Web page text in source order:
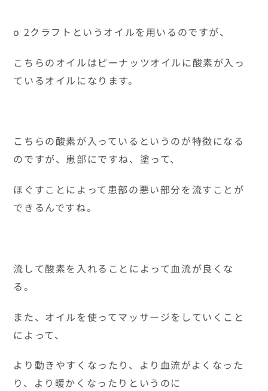
o 2クラフトというオイルを用いるのですが、
こちらのオイルはピーナッツオイルに酸素が入っ
ているオイルになります。
こちらの酸素が入っているというのが特徴になる
のですが、患部にですね、塗って、
ほぐすことによって患部の悪い部分を流すことが
できるんですね。
流して酸素を入れることによって血流が良くな
る。
また、オイルを使ってマッサージをしていくこと
によって、
より動きやすくなったり、より血流がよくなった
り、より暖かくなったりというのに